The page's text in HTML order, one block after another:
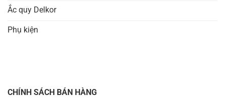
Ắc quy Delkor
Phụ kiện
CHÍNH SÁCH BÁN HÀNG